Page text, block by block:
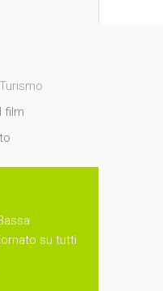
film
su tutti